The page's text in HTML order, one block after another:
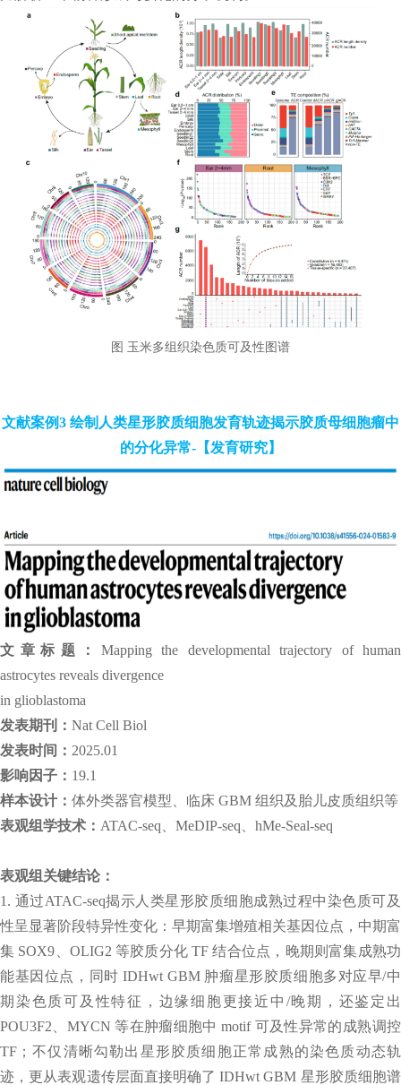
图 玉米多组织染色质可及性图谱
文献案例3 绘制人类星形胶质细胞发育轨迹揭示胶质母细胞瘤中
的分化异常-【发育研究】
文章标题： Mapping the developmental trajectory of human
astrocytes reveals divergence
in glioblastoma
发表期刊： Nat Cell Biol
发表时间： 2025.01
影响因子： 19.1
样本设计： 体外类器官模型、临床 GBM 组织及胎儿皮质组织等
表观组学技术： ATAC-seq、MeDIP-seq、hMe-Seal-seq
表观组关键结论：
1. 通过ATAC-seq揭示人类星形胶质细胞成熟过程中染色质可及
性呈显著阶段特异性变化：早期富集增殖相关基因位点，中期富
集 SOX9、OLIG2 等胶质分化 TF 结合位点，晚期则富集成熟功
能基因位点，同时 IDHwt GBM 肿瘤星形胶质细胞多对应早/中
期染色质可及性特征，边缘细胞更接近中/晚期，还鉴定出
POU3F2、MYCN 等在肿瘤细胞中 motif 可及性异常的成熟调控
TF；不仅清晰勾勒出星形胶质细胞正常成熟的染色质动态轨
迹，更从表观遗传层面直接明确了 IDHwt GBM 星形胶质细胞谱